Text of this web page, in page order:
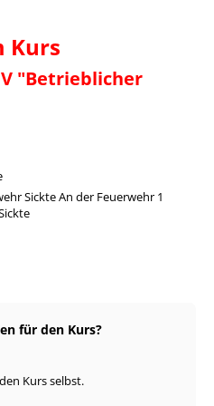
Kurs
"Betrieblicher
Sickte An der Feuerwehr 1
für den Kurs?
Kurs selbst.